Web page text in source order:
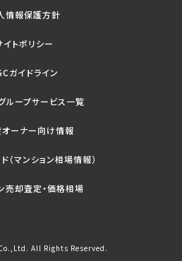
情報保護方針
イトポリシー
ガイドライン
ループサービス一覧
ーナー向け情報
（マンション相場情報）
売却査定・価格相場
All Rights Reserved.